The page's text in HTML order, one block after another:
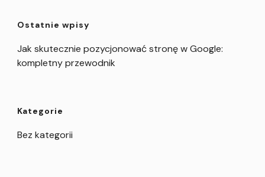
Ostatnie wpisy
Jak skutecznie pozycjonować stronę w Google:
kompletny przewodnik
Kategorie
Bez kategorii